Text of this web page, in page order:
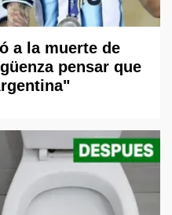
a la muerte de
pensar que